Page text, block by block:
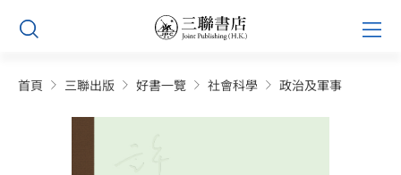
Skip
content
首頁 三聯出版 好書一覽 社會科學 政治及軍事